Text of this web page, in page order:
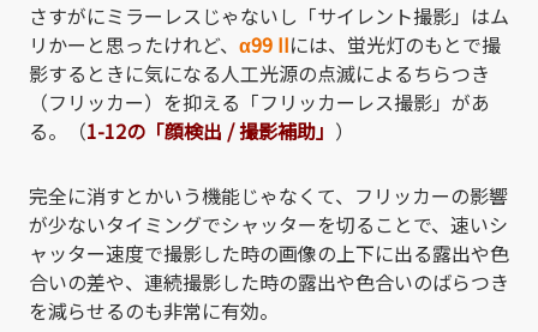
さすがにミラーレスじゃないし「サイレント撮影」はム
リかーと思ったけれど、 α99 IIには、蛍光灯のもとで撮
影するときに気になる人工光源の点滅によるちらつき
（フリッカー）を抑える「フリッカーレス撮影」があ
る。（1-12の「顔検出 / 撮影補助」 ）
完全に消すとかいう機能じゃなくて、フリッカーの影響
が少ないタイミングでシャッターを切ることで、速いシ
ャッター速度で撮影した時の画像の上下に出る露出や色
合いの差や、連続撮影した時の露出や色合いのばらつき
を減らせるのも非常に有効。